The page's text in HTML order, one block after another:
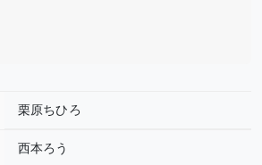
栗原ちひろ
西本ろう